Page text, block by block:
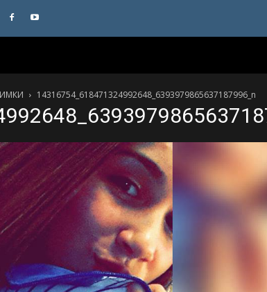
14316754_618471324992648_6393979865637187996_n